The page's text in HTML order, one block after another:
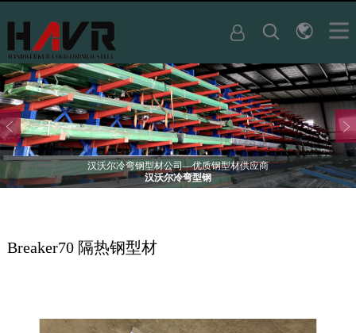
汉沃尔冷弯钢型材公司—优质钢型材供应商
汉沃尔冷弯型钢
Breaker70 隔热钢型材